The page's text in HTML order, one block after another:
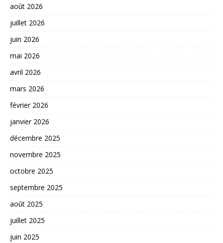
août 2026
juillet 2026
juin 2026
mai 2026
avril 2026
mars 2026
février 2026
janvier 2026
décembre 2025
novembre 2025
octobre 2025
septembre 2025
août 2025
juillet 2025
juin 2025